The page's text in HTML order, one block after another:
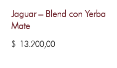
Jaguar – Blend con Yerba
Mate
$13.200,00